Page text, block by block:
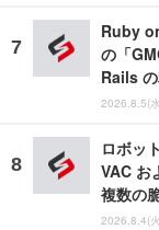
Ruby
の「
Rails
2026.8.5(
ロボッ
VAC お
複数の
2026.8.4(